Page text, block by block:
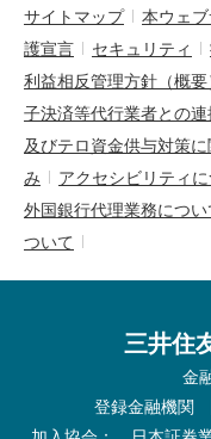
サイトマップ 本ウェ
護宣言
セキュリティ
利益相反管理方針（概要
子決済等代行業者との
及びテロ資金供与対策
み
アクセシビリティ
外国銀行代理業務につい
ついて
三井住
金
登録金融機関